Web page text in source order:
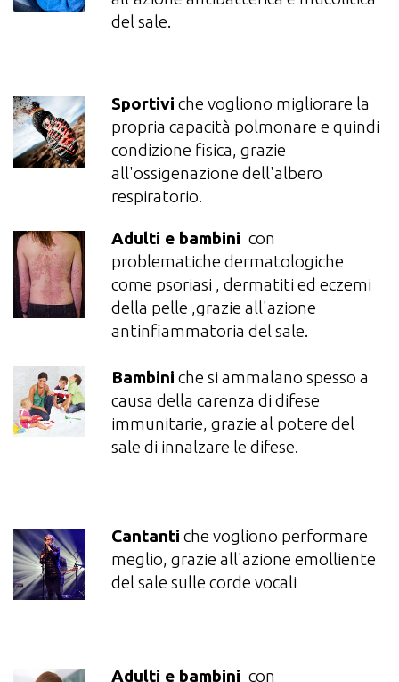
del sale.
Sportivi che vogliono migliorare la
propria capacità polmonare e quindi
condizione fisica, grazie
all'ossigenazione dell'albero
respiratorio.
Adulti e bambini con
problematiche dermatologiche
come psoriasi , dermatiti ed eczemi
della pelle ,grazie all'azione
antinfiammatoria del sale.
Bambini che si ammalano spesso a
causa della carenza di difese
immunitarie, grazie al potere del
sale di innalzare le difese.
Cantanti che vogliono performare
meglio, grazie all'azione emolliente
del sale sulle corde vocali
Adulti e bambini con